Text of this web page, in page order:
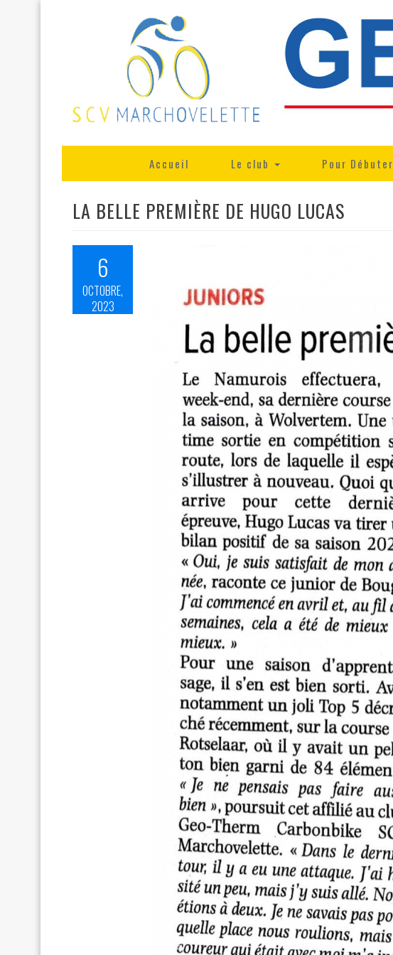
Accueil Le club Pour Débuter
LA BELLE PREMIÈRE DE HUGO LUCAS
6
OCTOBRE,
2023